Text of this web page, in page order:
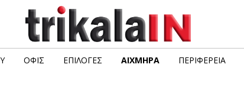
ΟΦΙΣ ΕΠΙΛΟΓΈΣ ΑΙΧΜΗΡΆ ΠΕΡΙΦΈΡΕΙΑ